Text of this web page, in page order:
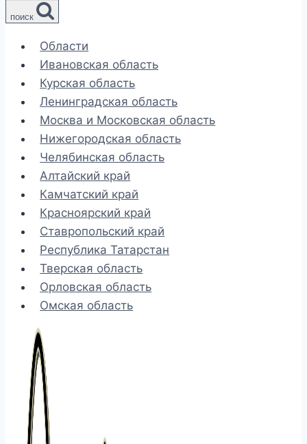
поиск
Области
Ивановская область
Курская область
Ленинградская область
Москва и Московская область
Нижегородская область
Челябинская область
Алтайский край
Камчатский край
Красноярский край
Ставропольский край
Республика Татарстан
Тверская область
Орловская область
Омская область